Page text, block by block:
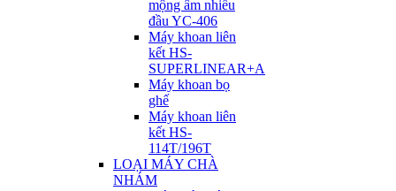
mộng âm nhiều
đầu YC-406
Máy khoan liên
kết HS-
SUPERLINEAR+A
Máy khoan bọ
ghế
Máy khoan liên
kết HS-
114T/196T
LOẠI MÁY CHÀ
NHÁM